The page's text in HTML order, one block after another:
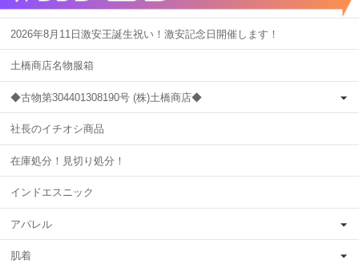
2026年8月11日激安王誕生祝い！激安記念日開催します！
土橋商店名物服箱
◆古物第304401308190号 (株)土橋商店◆
社長のイチオシ商品
在庫処分！見切り処分！
インドエスニック
アパレル
肌着